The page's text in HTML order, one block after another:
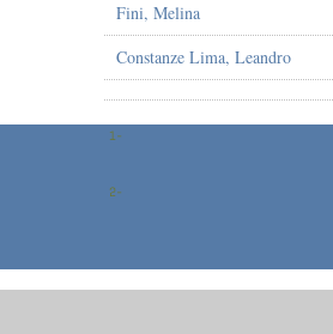
Fini, Melina
Constanze Lima, Leandro